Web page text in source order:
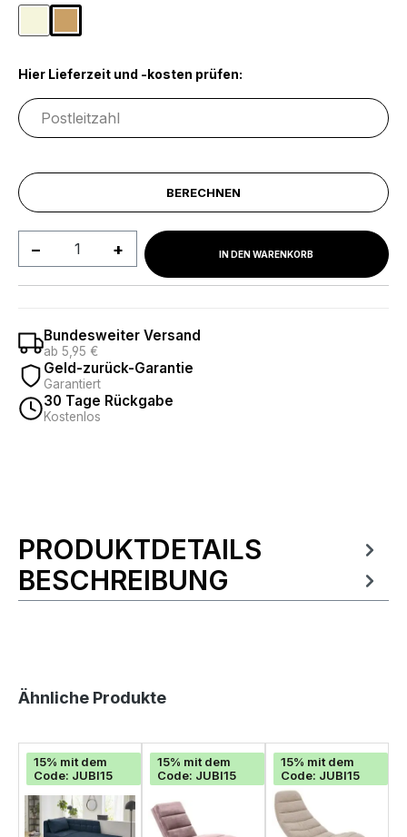
BeigeCognac
Hier Lieferzeit und -kosten prüfen:
BERECHNEN
Produkt Anzahl: Gib denIN DEN WARENKORB
Bundesweiter Versand
ab 5,95 €
Geld-zurück-Garantie
Garantiert
30 Tage Rückgabe
Kostenlos
Produktinformationen
PRODUKTDETAILS
BESCHREIBUNG
Produktgalerie überspringen
Ähnliche Produkte
15% mit dem
Code: JUBI15
15% mit dem
Code: JUBI15
15% mit dem
Code: JUBI15